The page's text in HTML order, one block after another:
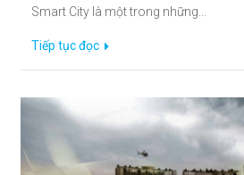
Smart City là một trong những...
Tiếp tục đọc